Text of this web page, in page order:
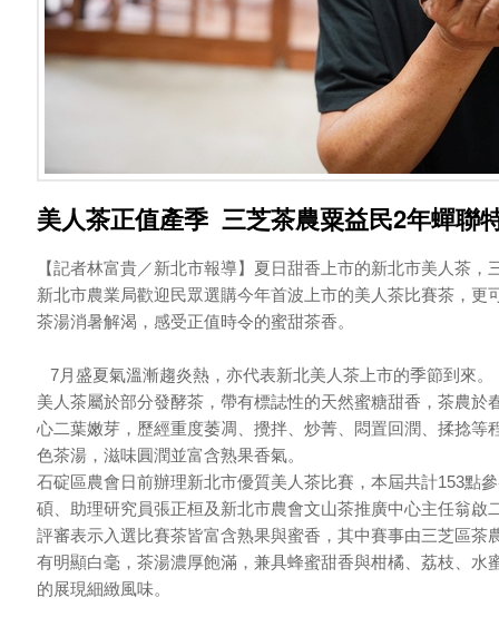
美人茶正值產季 三芝茶農粟益民2年蟬聯
【記者林富貴／新北市報導】夏日甜香上市的新北市美人茶
新北市農業局歡迎民眾選購今年首波上市的美人茶比賽茶，更
茶湯消暑解渴，感受正值時令的蜜甜茶香。
7月盛夏氣溫漸趨炎熱，亦代表新北美人茶上市的季節到來。
美人茶屬於部分發酵茶，帶有標誌性的天然蜜糖甜香，茶農於
心二葉嫩芽，歷經重度萎凋、攪拌、炒菁、悶置回潤、揉捻等
色茶湯，滋味圓潤並富含熟果香氣。
石碇區農會日前辦理新北市優質美人茶比賽，本屆共計153點
碩、助理研究員張正桓及新北市農會文山茶推廣中心主任翁啟
評審表示入選比賽茶皆富含熟果與蜜香，其中賽事由三芝區茶
有明顯白毫，茶湯濃厚飽滿，兼具蜂蜜甜香與柑橘、荔枝、水
的展現細緻風味。